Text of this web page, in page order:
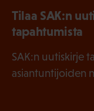
Tilaa SAK:n
tapahtumista
SAK:n uutiskirje
asiantuntijoiden